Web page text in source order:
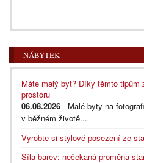
NÁBYTEK
Máte malý byt? Díky těmto
prostoru
06.08.2026 - Malé byty na
v běžném životě...
Vyrobte si stylové posezení ze
Síla barev: nečekaná proměna